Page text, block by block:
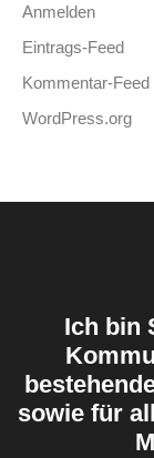
Anmelden
Eintrags-Feed
Kommentar-Feed
WordPress.org
Ich bin
sowie für